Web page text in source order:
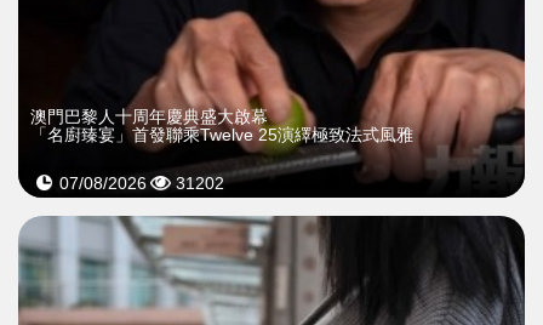
澳門巴黎人十周年慶典盛大啟幕
「名廚臻宴」首發聯乘Twelve 25演繹極致法式風雅
07/08/2026 31202